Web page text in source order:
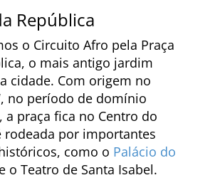
República
o Circuito Afro pela Praça
o mais antigo jardim
cidade. Com origem no
no período de domínio
a praça fica no Centro do
rodeada por importantes
como o Palácio do
e o Teatro de Santa Isabel.